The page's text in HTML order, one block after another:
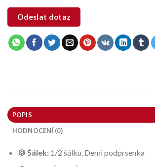
Odeslat dotaz
POPIS
HODNOCENÍ (0)
🍪 Šálek:1/2 šálku. Demi podprsenka